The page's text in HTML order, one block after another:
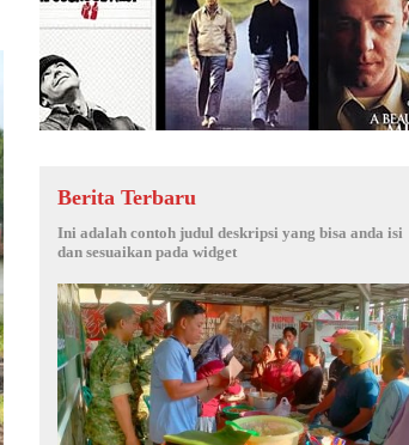
Berita Terbaru
Ini adalah contoh judul deskripsi yang bisa anda isi
dan sesuaikan pada widget